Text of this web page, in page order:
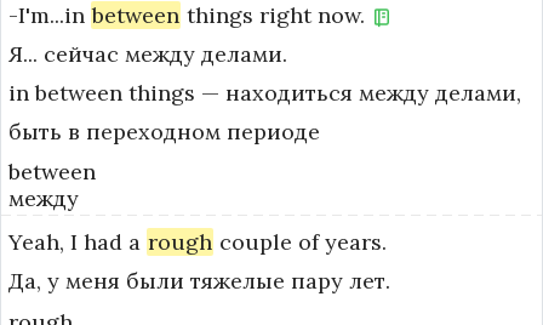
-I'm...in between things right now.
Я... сейчас между делами.
in between things — находиться между делами,
быть в переходном периоде
between
между
Yeah, I had a rough couple of years.
Да, у меня были тяжелые пару лет.